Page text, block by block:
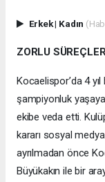
Erkek| Kadın
ZORLU
Kocaelispor’da 4
şampiyonluk
ekibe veda etti.
kararı sosyal
ayrılmadan önce
Büyükakın ile bir